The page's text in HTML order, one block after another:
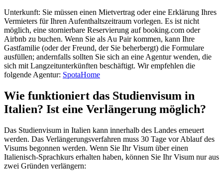
Unterkunft: Sie müssen einen Mietvertrag oder eine Erklärung Ihres
Vermieters für Ihren Aufenthaltszeitraum vorlegen. Es ist nicht
möglich, eine stornierbare Reservierung auf booking.com oder
Airbnb zu buchen. Wenn Sie als Au Pair kommen, kann Ihre
Gastfamilie (oder der Freund, der Sie beherbergt) die Formulare
ausfüllen; andernfalls sollten Sie sich an eine Agentur wenden, die
sich mit Langzeitunterkünften beschäftigt. Wir empfehlen die
folgende Agentur: SpotaHome
Wie funktioniert das Studienvisum in
Italien? Ist eine Verlängerung möglich?
Das Studienvisum in Italien kann innerhalb des Landes erneuert
werden. Das Verlängerungsverfahren muss 30 Tage vor Ablauf des
Visums begonnen werden. Wenn Sie Ihr Visum über einen
Italienisch-Sprachkurs erhalten haben, können Sie Ihr Visum nur aus
zwei Gründen verlängern: